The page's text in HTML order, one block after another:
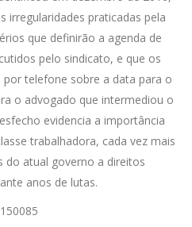
irregularidades praticadas pela
que definirão a agenda de
pelo sindicato, e que os
telefone sobre a data para o
o advogado que intermediou o
evidencia a importância
trabalhadora, cada vez mais
do atual governo a direitos
anos de lutas.